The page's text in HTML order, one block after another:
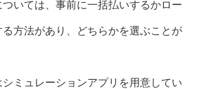
いては、事前に一括払いするかロー
方法があり、どちらかを選ぶことが
ミュレーションアプリを用意してい